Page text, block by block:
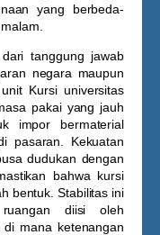
yang berbeda-
tanggung jawab
negara maupun
Kursi universitas
pakai yang jauh
impor bermaterial
pasaran. Kekuatan
dudukan dengan
bahwa kursi
bentuk. Stabilitas ini
diisi oleh
mana ketenangan